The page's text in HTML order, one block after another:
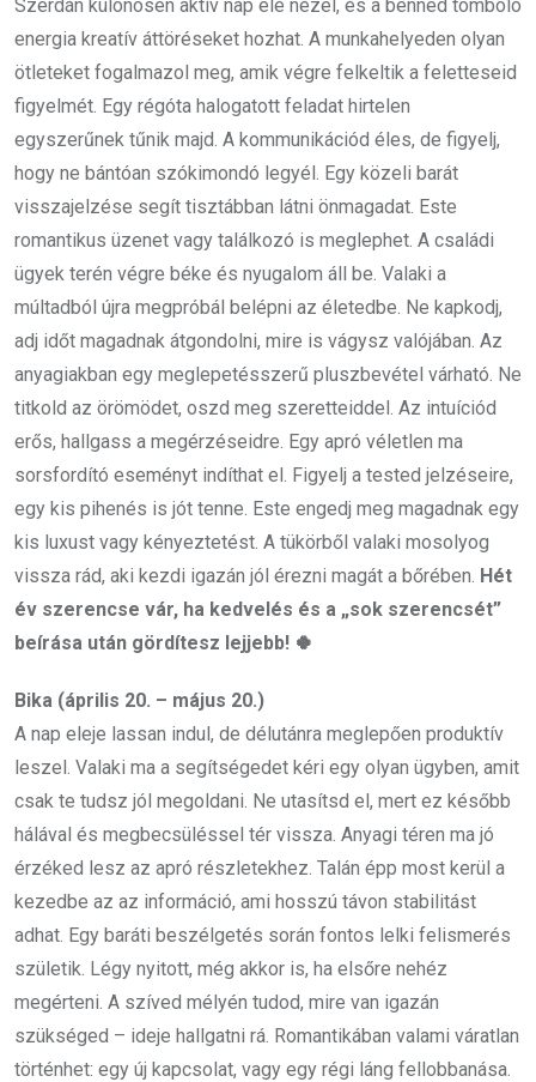
Szerdán különösen aktív nap elé nézel, és a benned tomboló
energia kreatív áttöréseket hozhat. A munkahelyeden olyan
ötleteket fogalmazol meg, amik végre felkeltik a feletteseid
figyelmét. Egy régóta halogatott feladat hirtelen
egyszerűnek tűnik majd. A kommunikációd éles, de figyelj,
hogy ne bántóan szókimondó legyél. Egy közeli barát
visszajelzése segít tisztábban látni önmagadat. Este
romantikus üzenet vagy találkozó is meglephet. A családi
ügyek terén végre béke és nyugalom áll be. Valaki a
múltadból újra megpróbál belépni az életedbe. Ne kapkodj,
adj időt magadnak átgondolni, mire is vágysz valójában. Az
anyagiakban egy meglepetésszerű pluszbevétel várható. Ne
titkold az örömödet, oszd meg szeretteiddel. Az intuíciód
erős, hallgass a megérzéseidre. Egy apró véletlen ma
sorsfordító eseményt indíthat el. Figyelj a tested jelzéseire,
egy kis pihenés is jót tenne. Este engedj meg magadnak egy
kis luxust vagy kényeztetést. A tükörből valaki mosolyog
vissza rád, aki kezdi igazán jól érezni magát a bőrében. Hét
év szerencse vár, ha kedvelés és a „sok szerencsét”
beírása után gördítesz lejjebb! 🍀
Bika (április 20. – május 20.)
A nap eleje lassan indul, de délutánra meglepően produktív
leszel. Valaki ma a segítségedet kéri egy olyan ügyben, amit
csak te tudsz jól megoldani. Ne utasítsd el, mert ez később
hálával és megbecsüléssel tér vissza. Anyagi téren ma jó
érzéked lesz az apró részletekhez. Talán épp most kerül a
kezedbe az az információ, ami hosszú távon stabilitást
adhat. Egy baráti beszélgetés során fontos lelki felismerés
születik. Légy nyitott, még akkor is, ha elsőre nehéz
megérteni. A szíved mélyén tudod, mire van igazán
szükséged – ideje hallgatni rá. Romantikában valami váratlan
történhet: egy új kapcsolat, vagy egy régi láng fellobbanása.